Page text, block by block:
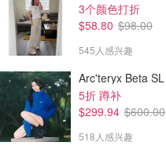
3个颜色打折
$58.80 $98.00
545人感兴趣
5折 蹲补
$299.94 $600.00
518人感兴趣